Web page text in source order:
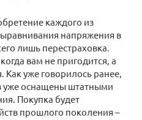
каждого из
напряжения в
лишь перестраховка.
вам не пригодится, а
Как уже говорилось ранее,
уже оснащены штатными
Покупка будет
прошлого поколения –